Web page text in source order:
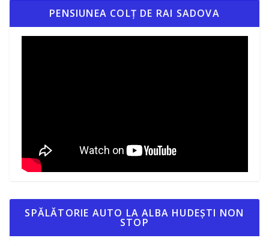
PENSIUNEA COLȚ DE RAI SADOVA
SPĂLĂTORIE AUTO LA ALBA HUDEȘTI NON
STOP